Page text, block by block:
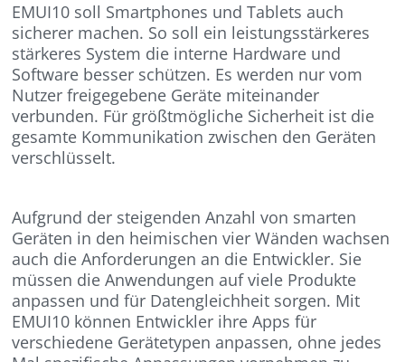
EMUI10 soll Smartphones und Tablets auch
sicherer machen. So soll ein leistungsstärkeres
stärkeres System die interne Hardware und
Software besser schützen. Es werden nur vom
Nutzer freigegebene Geräte miteinander
verbunden. Für größtmögliche Sicherheit ist die
gesamte Kommunikation zwischen den Geräten
verschlüsselt.
Aufgrund der steigenden Anzahl von smarten
Geräten in den heimischen vier Wänden wachsen
auch die Anforderungen an die Entwickler. Sie
müssen die Anwendungen auf viele Produkte
anpassen und für Datengleichheit sorgen. Mit
EMUI10 können Entwickler ihre Apps für
verschiedene Gerätetypen anpassen, ohne jedes